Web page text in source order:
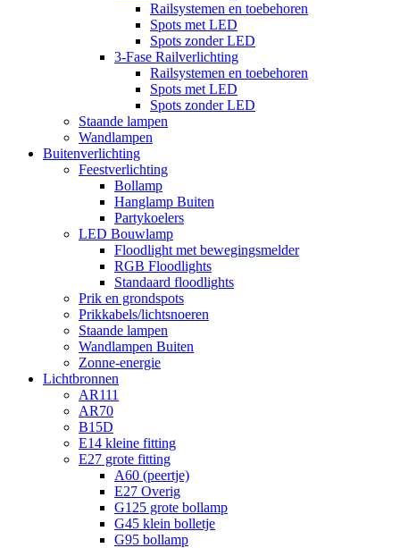
Railsystemen en toebehoren
Spots met LED
Spots zonder LED
3-Fase Railverlichting
Railsystemen en toebehoren
Spots met LED
Spots zonder LED
Staande lampen
Wandlampen
Buitenverlichting
Feestverlichting
Bollamp
Hanglamp Buiten
Partykoelers
LED Bouwlamp
Floodlight met bewegingsmelder
RGB Floodlights
Standaard floodlights
Prik en grondspots
Prikkabels/lichtsnoeren
Staande lampen
Wandlampen Buiten
Zonne-energie
Lichtbronnen
AR111
AR70
B15D
E14 kleine fitting
E27 grote fitting
A60 (peertje)
E27 Overig
G125 grote bollamp
G45 klein bolletje
G95 bollamp